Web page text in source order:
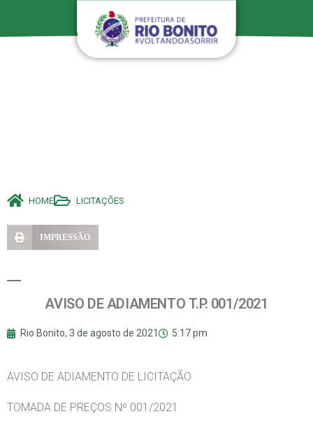
HOME LICITAÇÕES
IMPRESSÃO
AVISO DE ADIAMENTO T.P. 001/2021
Rio Bonito, 3 de agosto de 2021 5:17 pm
AVISO DE ADIAMENTO DE LICITAÇÃO
TOMADA DE PREÇOS Nº 001/2021